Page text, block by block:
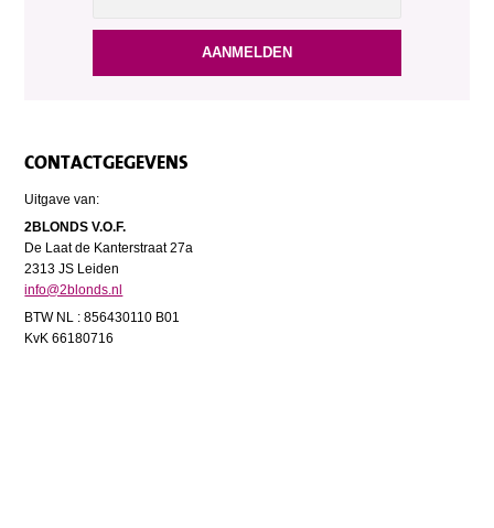
CONTACTGEGEVENS
Uitgave van:
2BLONDS V.O.F.
De Laat de Kanterstraat 27a
2313 JS Leiden
info@2blonds.nl
BTW NL : 856430110 B01
KvK 66180716